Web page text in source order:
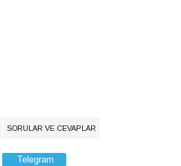
SORULAR VE CEVAPLAR
Telegram